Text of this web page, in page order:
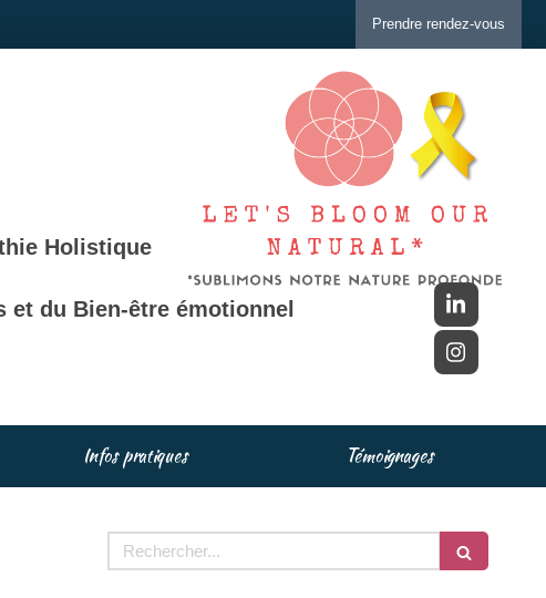
Prendre rendez-vous
Holistique
et du Bien-être émotionnel
Infos pratiques Témoignages
Rechercher